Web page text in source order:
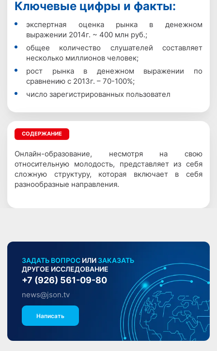
Ключевые цифры и факты:
экспертная оценка рынка в денежном
выражении 2014г. ~ 400 млн руб.;
общее количество слушателей составляет
несколько миллионов человек;
рост рынка в денежном выражении по
сравнению с 2013г. – 70-100%;
число зарегистрированных пользовател
СОДЕРЖАНИЕ
Онлайн-образование, несмотря на свою
относительную молодость, представляет из себя
сложную структуру, которая включает в себя
разнообразные направления.
ЗАДАТЬ ВОПРОС ИЛИ ЗАКАЗАТЬ
ДРУГОЕ ИССЛЕДОВАНИЕ
+7 (926) 561-09-80
news@json.tv
Написать